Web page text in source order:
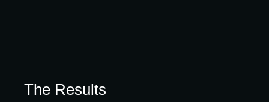
The Results